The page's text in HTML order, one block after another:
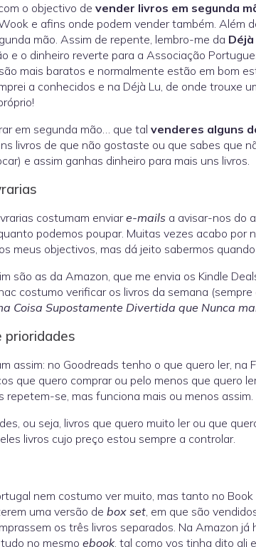
o objectivo de vender livros em segunda
e afins onde podem vender também. Além
mão. Assim de repente, lembro-me da
e o dinheiro reverte para a Associação
mais baratos e normalmente estão em bom
a conhecidos e na Déjà Lu, de onde trouxe
em segunda mão… que tal venderes alguns
livros de que não gostaste ou que sabes que
e assim ganhas dinheiro para mais uns livros.
costumam enviare-mails a avisar-nos do
podemos poupar. Muitas vezes acabo por
meus objectivos, mas dá jeito sabermos
são as da Amazon, que me envia os Kindle
costumo verificar os livros da semana
Coisa Supostamente Divertida que Nunca
prioridades
assim: no Goodreads tenho o que quero ler, na
que quero comprar ou pelo menos que quero
repetem-se, mas funciona mais ou menos assim.
ou seja, livros que quero muito ler ou que
livros cujo preço estou sempre a controlar.
nem costumo ver muito, mas tanto no
uma versão de box set, em que são
os três livros separados. Na Amazon
no mesmo ebook, tal como vos tinha dito ali